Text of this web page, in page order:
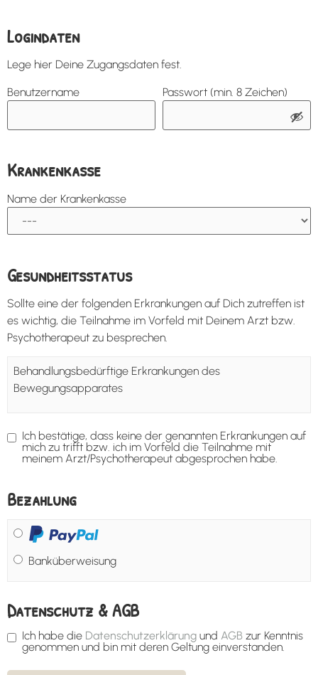
Logindaten
Lege hier Deine Zugangsdaten fest.
Benutzername Passwort (min. 8 Zeichen)
Krankenkasse
Name der Krankenkasse
Gesundheitsstatus
Sollte eine der folgenden Erkrankungen auf Dich zutreffen ist
es wichtig, die Teilnahme im Vorfeld mit Deinem Arzt bzw.
Psychotherapeut zu besprechen.
Behandlungsbedürftige Erkrankungen des
Bewegungsapparates
Ich bestätige, dass keine der genannten Erkrankungen auf
mich zu trifft bzw. ich im Vorfeld die Teilnahme mit
meinem Arzt/Psychotherapeut abgesprochen habe.
Bezahlung
Banküberweisung
Datenschutz & AGB
Ich habe die Datenschutzerklärung und AGB zur Kenntnis
genommen und bin mit deren Geltung einverstanden.